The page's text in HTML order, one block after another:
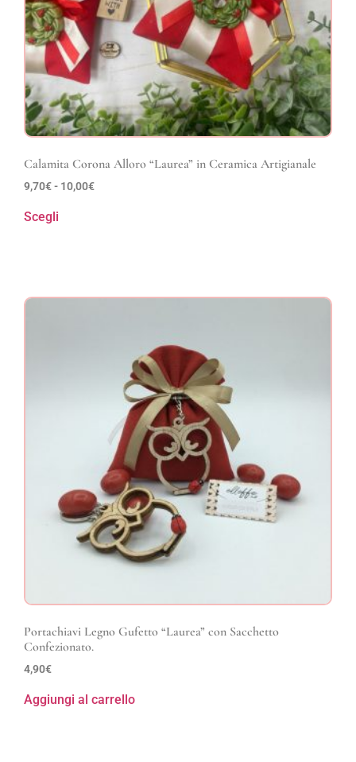
Calamita Corona Alloro “Laurea” in Ceramica Artigianale
9,70€- 10,00€
Scegli
Portachiavi Legno Gufetto “Laurea” con Sacchetto
Confezionato.
4,90€
Aggiungi al carrello